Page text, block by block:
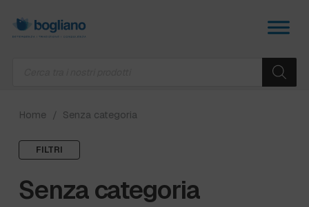
Home / Senza categoria
FILTRI
Senza categoria